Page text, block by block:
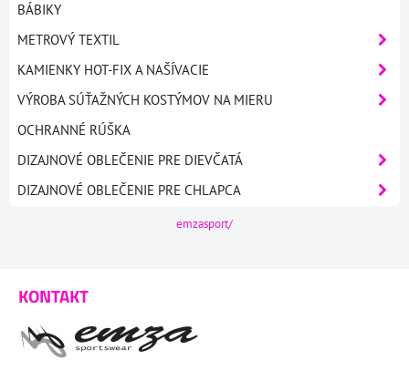
BÁBIKY
METROVÝ TEXTIL
KAMIENKY HOT-FIX A NAŠÍVACIE
VÝROBA SÚŤAŽNÝCH KOSTÝMOV NA MIERU
OCHRANNÉ RÚŠKA
DIZAJNOVÉ OBLEČENIE PRE DIEVČATÁ
DIZAJNOVÉ OBLEČENIE PRE CHLAPCA
emzasport/
KONTAKT